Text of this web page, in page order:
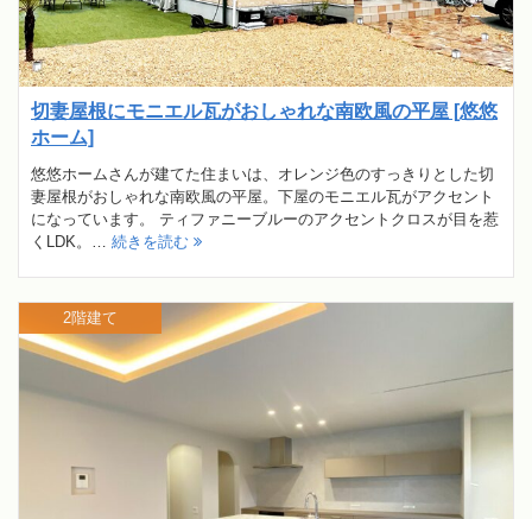
切妻屋根にモニエル瓦がおしゃれな南欧風の平屋 [悠悠
ホーム]
悠悠ホームさんが建てた住まいは、オレンジ色のすっきりとした切
妻屋根がおしゃれな南欧風の平屋。下屋のモニエル瓦がアクセント
になっています。 ティファニーブルーのアクセントクロスが目を惹
くLDK。… 続きを読む
2階建て